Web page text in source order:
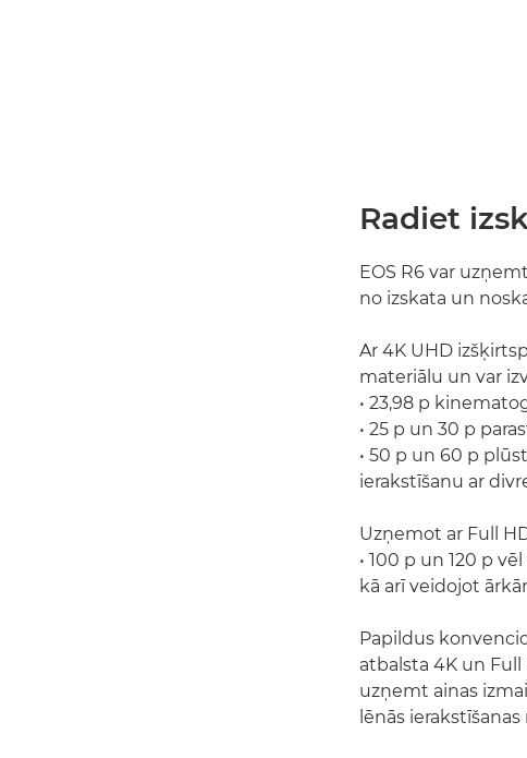
Radiet
EOS R6 var
no izskata un
Ar 4K UHD
materiālu un var
• 23,98 p
• 25 p un 30 p
• 50 p un 60 p
ierakstīšanu ar
Uzņemot ar Full
• 100 p un 120 p
kā arī veidojot
Papildus
atbalsta 4K un
uzņemt ainas
lēnās